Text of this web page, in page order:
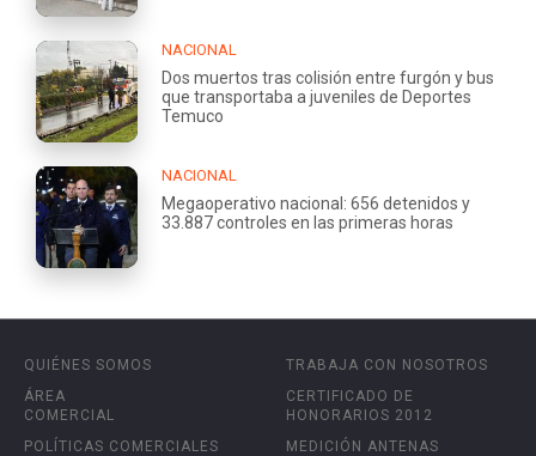
NACIONAL
Dos muertos tras colisión entre furgón y bus
que transportaba a juveniles de Deportes
Temuco
NACIONAL
Megaoperativo nacional: 656 detenidos y
33.887 controles en las primeras horas
QUIÉNES SOMOS
ÁREA
COMERCIAL
POLÍTICAS COMERCIALES
TRABAJA CON NOSOTROS
CERTIFICADO DE
HONORARIOS 2012
MEDICIÓN ANTENAS